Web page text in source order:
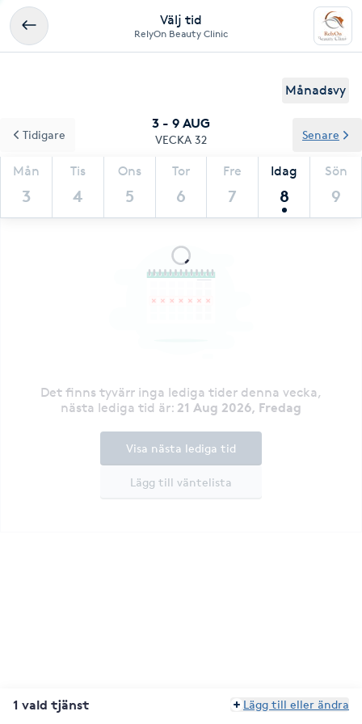
Välj tid
RelyOn Beauty Clinic
Månadsvy
3 - 9 AUG
VECKA 32
Mån
3
Tis
4
Ons
5
Tor
6
Fre
7
Idag
8
Sön
9
Tidigare Senare
Det finns tyvärr inga lediga tider denna vecka,
nästa lediga tid är: 21 Aug 2026, Fredag
Lägg till väntelista
Visa nästa lediga tid
1 vald tjänst Lägg till eller ändra